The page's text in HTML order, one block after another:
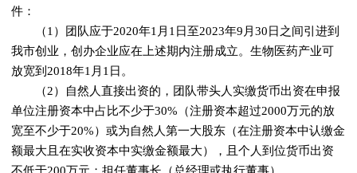
件：
（1）团队应于2020年1月1日至2023年9月30日之间引进到
我市创业，创办企业应在上述期内注册成立。生物医药产业可
放宽到2018年1月1日。
（2）自然人直接出资的，团队带头人实缴货币出资在申报
单位注册资本中占比不少于30%（注册资本超过2000万元的放
宽至不少于20%）或为自然人第一大股东（在注册资本中认缴金
额最大且在实收资本中实缴金额最大），且个人到位货币出资